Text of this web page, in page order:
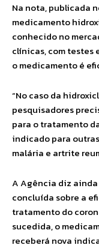
Na nota, publicada
medicamento
conhecido no
clínicas, com testes
o medicamento é
“No caso da
pesquisadores
para o tratamento
indicado para
malária e artrite
A Agência diz
concluída sobre a
tratamento do
sucedida, o
receberá nova